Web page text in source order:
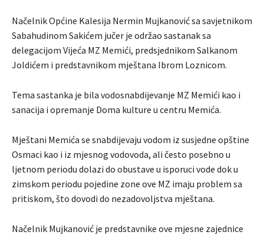
Načelnik Općine Kalesija Nermin Mujkanović sa savjetnikom
Sabahudinom Sakićem jučer je održao sastanak sa
delegacijom Vijeća MZ Memići, predsjednikom Salkanom
Joldićem i predstavnikom mještana Ibrom Loznicom.
Tema sastanka je bila vodosnabdijevanje MZ Memići kao i
sanacija i opremanje Doma kulture u centru Memića.
Mještani Memića se snabdijevaju vodom iz susjedne opštine
Osmaci kao i iz mjesnog vodovoda, ali često posebno u
ljetnom periodu dolazi do obustave u isporuci vode dok u
zimskom periodu pojedine zone ove MZ imaju problem sa
pritiskom, što dovodi do nezadovoljstva mještana.
Načelnik Mujkanović je predstavnike ove mjesne zajednice